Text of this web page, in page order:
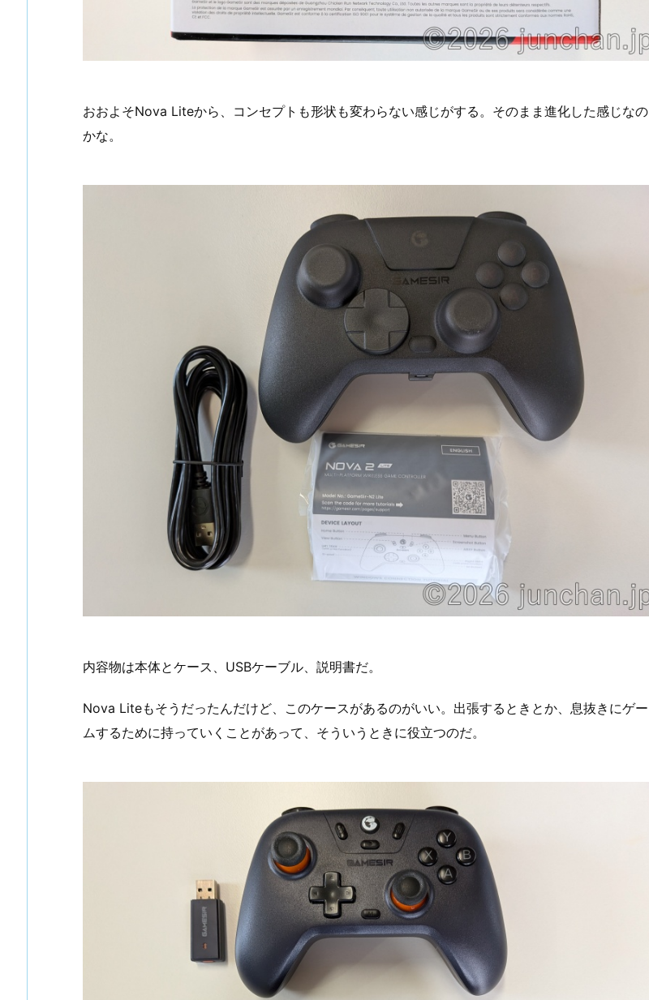
おおよそNova Liteから、コンセプトも形状も変わらない感じがする。そのまま進化した感じなの
かな。
内容物は本体とケース、USBケーブル、説明書だ。
Nova Liteもそうだったんだけど、このケースがあるのがいい。出張するときとか、息抜きにゲー
ムするために持っていくことがあって、そういうときに役立つのだ。